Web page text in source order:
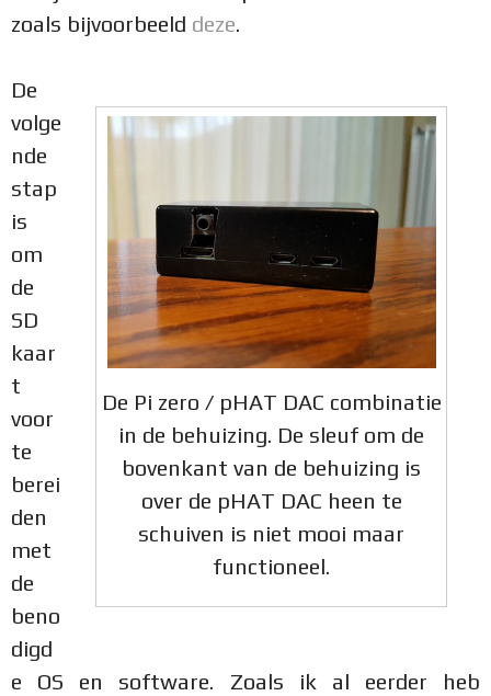
zoals bijvoorbeeld deze.
De Pi zero / pHAT DAC combinatie
in de behuizing. De sleuf om de
bovenkant van de behuizing is
over de pHAT DAC heen te
schuiven is niet mooi maar
functioneel.
De
volge
nde
stap
is
om
de
SD
kaar
t
voor
te
berei
den
met
de
beno
digd
e OS en software. Zoals ik al eerder heb